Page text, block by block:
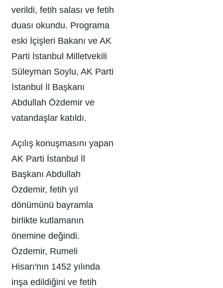
verildi, fetih salası ve fetih
duası okundu. Programa
eski İçişleri Bakanı ve AK
Parti İstanbul Milletvekili
Süleyman Soylu, AK Parti
İstanbul İl Başkanı
Abdullah Özdemir ve
vatandaşlar katıldı.
Açılış konuşmasını yapan
AK Parti İstanbul İl
Başkanı Abdullah
Özdemir, fetih yıl
dönümünü bayramla
birlikte kutlamanın
önemine değindi.
Özdemir, Rumeli
Hisarı'nın 1452 yılında
inşa edildiğini ve fetih